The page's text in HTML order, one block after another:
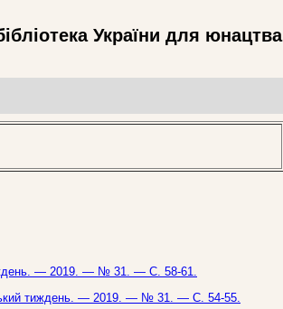
України для юнацтва
— 2019. — № 31. — С. 58-61.
тиждень. — 2019. — № 31. — С. 54-55.